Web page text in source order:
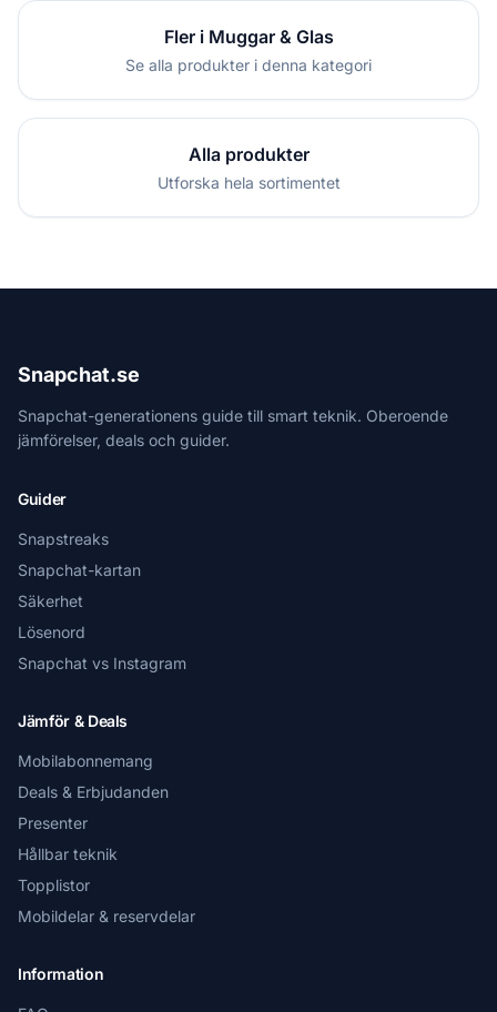
Fler i Muggar & Glas
Se alla produkter i denna kategori
Alla produkter
Utforska hela sortimentet
Snapchat.se
Snapchat-generationens guide till smart teknik. Oberoende
jämförelser, deals och guider.
Guider
Snapstreaks
Snapchat-kartan
Säkerhet
Lösenord
Snapchat vs Instagram
Jämför & Deals
Mobilabonnemang
Deals & Erbjudanden
Presenter
Hållbar teknik
Topplistor
Mobildelar & reservdelar
Information